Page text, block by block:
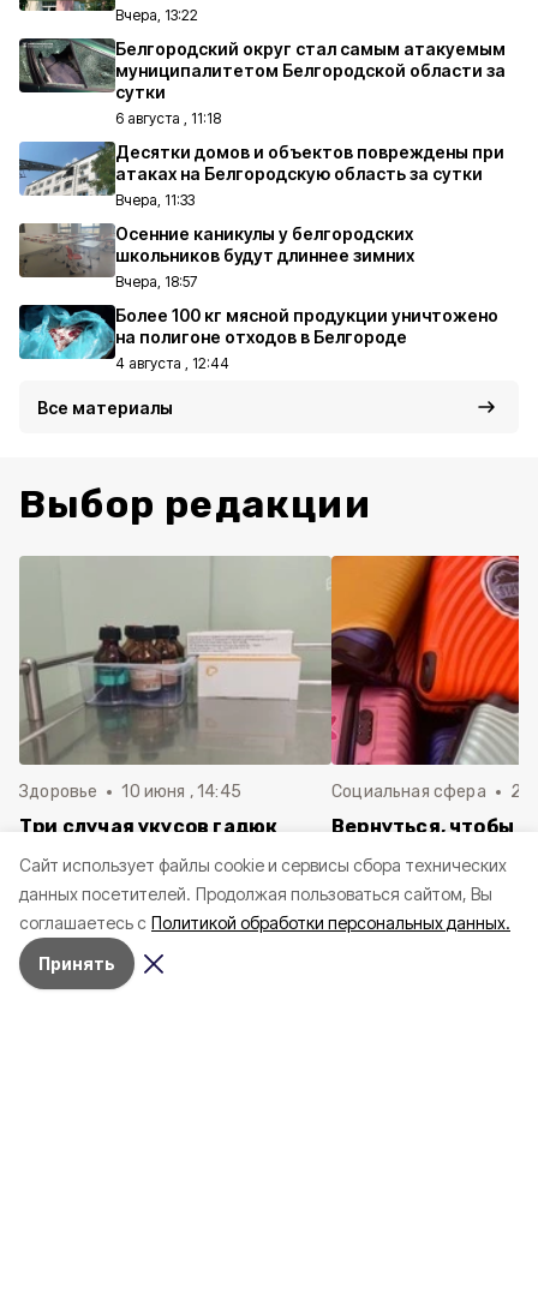
Cайт использует файлы cookie и сервисы сбора технических
данных посетителей. Продолжая пользоваться сайтом, Вы
соглашаетесь с Политикой обработки персональных данных.
Принять
Вчера, 13:22
Белгородский округ стал самым атакуемым
муниципалитетом Белгородской области за
сутки
6 августа , 11:18
Десятки домов и объектов повреждены при
атаках на Белгородскую область за сутки
Вчера, 11:33
Осенние каникулы у белгородских
школьников будут длиннее зимних
Вчера, 18:57
Более 100 кг мясной продукции уничтожено
на полигоне отходов в Белгороде
4 августа , 12:44
Все материалы
Выбор редакции
Здоровье 10 июня , 14:45
Три случая укусов гадюк
Белгородской области с
начала года
Социальная сфера 20
Вернуться, чтобы
в Белгородскую
пять лет